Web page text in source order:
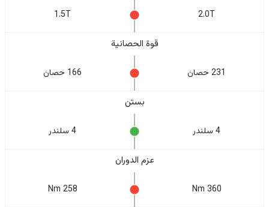
2.0T
1.5T
قوة الحصانية
231 حصان 166 حصان
بستن
4 سلندر 4 سلندر
عزم الدوران
360 Nm
258 Nm